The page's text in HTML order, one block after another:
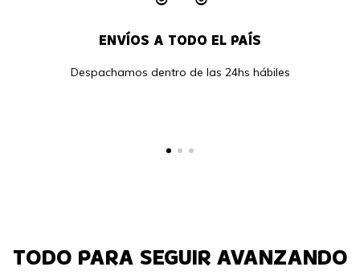
ENVÍOS A TODO EL PAÍS
Despachamos dentro de las 24hs hábiles
TODO PARA SEGUIR AVANZANDO